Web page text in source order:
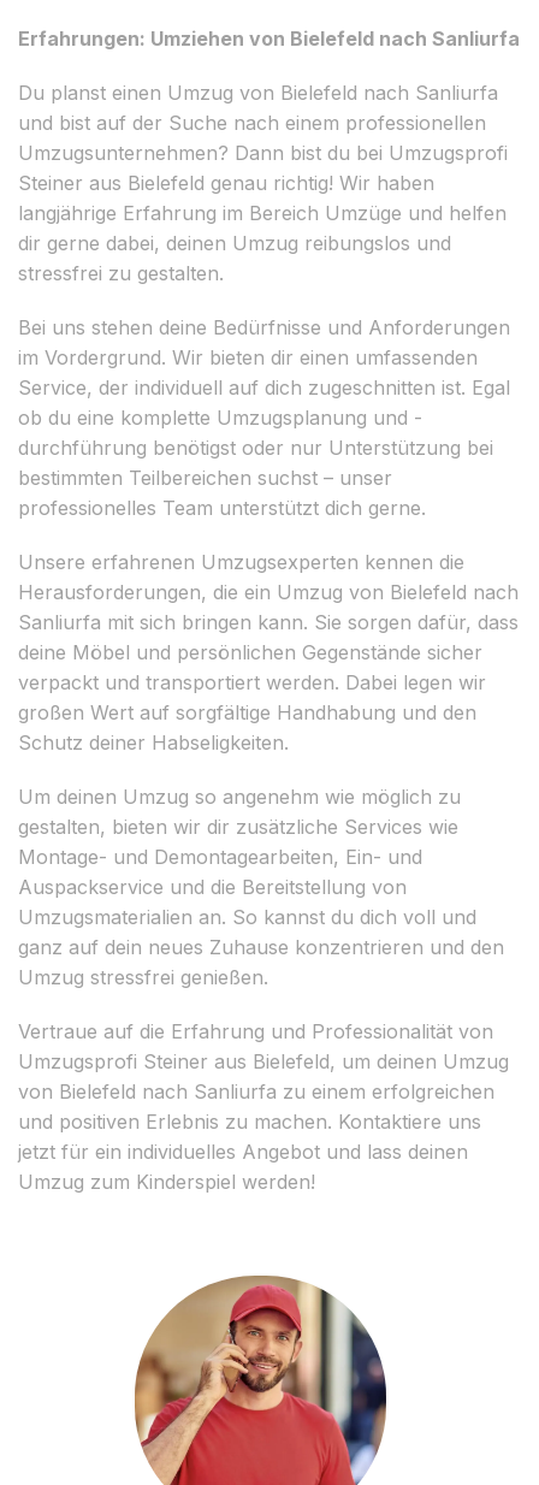
Erfahrungen: Umziehen von Bielefeld nach Sanliurfa
Du planst einen Umzug von Bielefeld nach Sanliurfa
und bist auf der Suche nach einem professionellen
Umzugsunternehmen? Dann bist du bei Umzugsprofi
Steiner aus Bielefeld genau richtig! Wir haben
langjährige Erfahrung im Bereich Umzüge und helfen
dir gerne dabei, deinen Umzug reibungslos und
stressfrei zu gestalten.
Bei uns stehen deine Bedürfnisse und Anforderungen
im Vordergrund. Wir bieten dir einen umfassenden
Service, der individuell auf dich zugeschnitten ist. Egal
ob du eine komplette Umzugsplanung und -
durchführung benötigst oder nur Unterstützung bei
bestimmten Teilbereichen suchst – unser
professionelles Team unterstützt dich gerne.
Unsere erfahrenen Umzugsexperten kennen die
Herausforderungen, die ein Umzug von Bielefeld nach
Sanliurfa mit sich bringen kann. Sie sorgen dafür, dass
deine Möbel und persönlichen Gegenstände sicher
verpackt und transportiert werden. Dabei legen wir
großen Wert auf sorgfältige Handhabung und den
Schutz deiner Habseligkeiten.
Um deinen Umzug so angenehm wie möglich zu
gestalten, bieten wir dir zusätzliche Services wie
Montage- und Demontagearbeiten, Ein- und
Auspackservice und die Bereitstellung von
Umzugsmaterialien an. So kannst du dich voll und
ganz auf dein neues Zuhause konzentrieren und den
Umzug stressfrei genießen.
Vertraue auf die Erfahrung und Professionalität von
Umzugsprofi Steiner aus Bielefeld, um deinen Umzug
von Bielefeld nach Sanliurfa zu einem erfolgreichen
und positiven Erlebnis zu machen. Kontaktiere uns
jetzt für ein individuelles Angebot und lass deinen
Umzug zum Kinderspiel werden!